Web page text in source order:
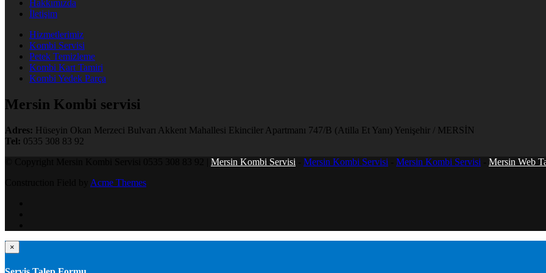
Hakkımızda
İletişim
Hizmetlerimiz
Kombi Servisi
Petek Temizleme
Kombi Kart Tamiri
Kombi Yedek Parça
Mersin Kombi servisi
Adres: Hüseyin Okan Merzeci Bulvarı Akkent Mahallesi Ekinciler Apartmanı 747/B (Atilla Et Yanı) Yenişehir / MERSİN
Tel: 0535 308 83 92
Mersin Kombi Servisi Mersin Kombi Servisi Mersin Kombi Servisi
Mersin Web
Acme Themes
×